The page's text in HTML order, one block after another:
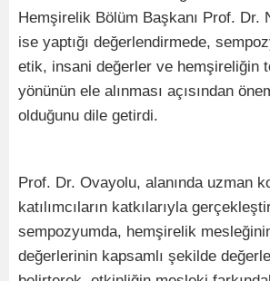
Hemşirelik Bölüm Başkanı Prof. Dr.
ise yaptığı değerlendirmede,
etik, insani değerler ve hemşireliğin
yönünün ele alınması açısından
olduğunu dile getirdi.
Prof. Dr. Ovayolu, alanında uzman
katılımcıların katkılarıyla
sempozyumda, hemşirelik
değerlerinin kapsamlı şekilde